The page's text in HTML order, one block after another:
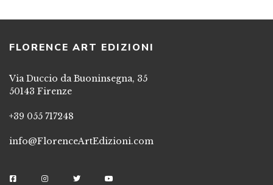
FLORENCE ART EDIZIONI
Via Duccio da Buoninsegna, 35
50143 Firenze
+39 055 717248
info@FlorenceArtEdizioni.com